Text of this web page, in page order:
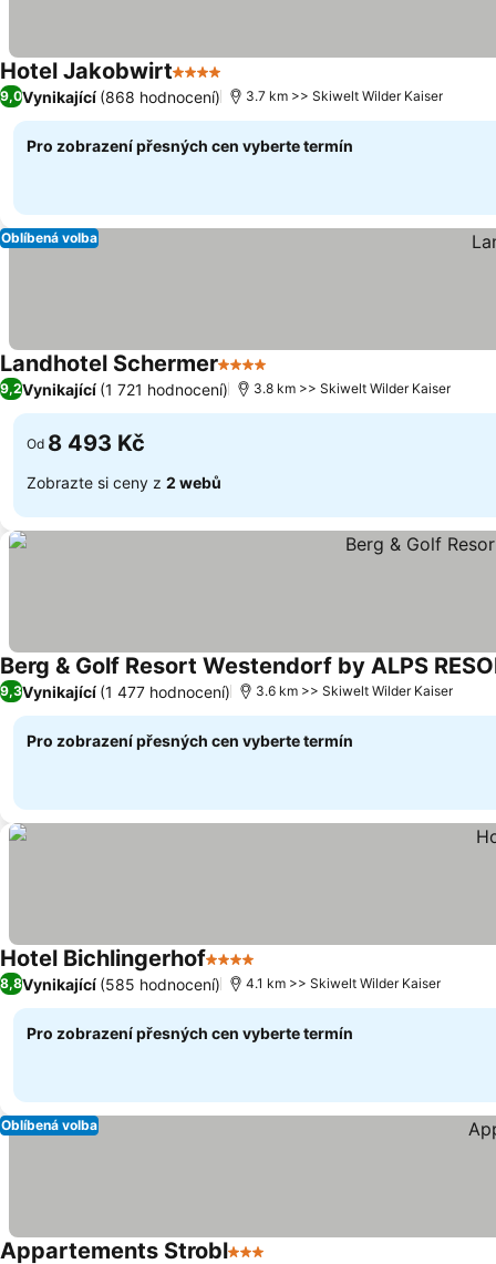
Hotel Jakobwirt4 Počet hvězdiček
9,0Vynikající (868 hodnocení) 3.7 km >> Skiwelt Wilder Kaiser
Pro zobrazení přesných cen vyberte termín
Oblíbená volba
Landhotel Schermer4 Počet hvězdiček
9,2Vynikající (1 721 hodnocení) 3.8 km >> Skiwelt Wilder Kaiser
Od 8 493 Kč
Zobrazte si ceny z 2 webů
Berg & Golf Resort Westendorf by ALPS
9,3Vynikající (1 477 hodnocení) 3.6 km >> Skiwelt Wilder Kaiser
Pro zobrazení přesných cen vyberte termín
Hotel Bichlingerhof4 Počet hvězdiček
8,8Vynikající (585 hodnocení) 4.1 km >> Skiwelt Wilder Kaiser
Pro zobrazení přesných cen vyberte termín
Oblíbená volba
Appartements Strobl